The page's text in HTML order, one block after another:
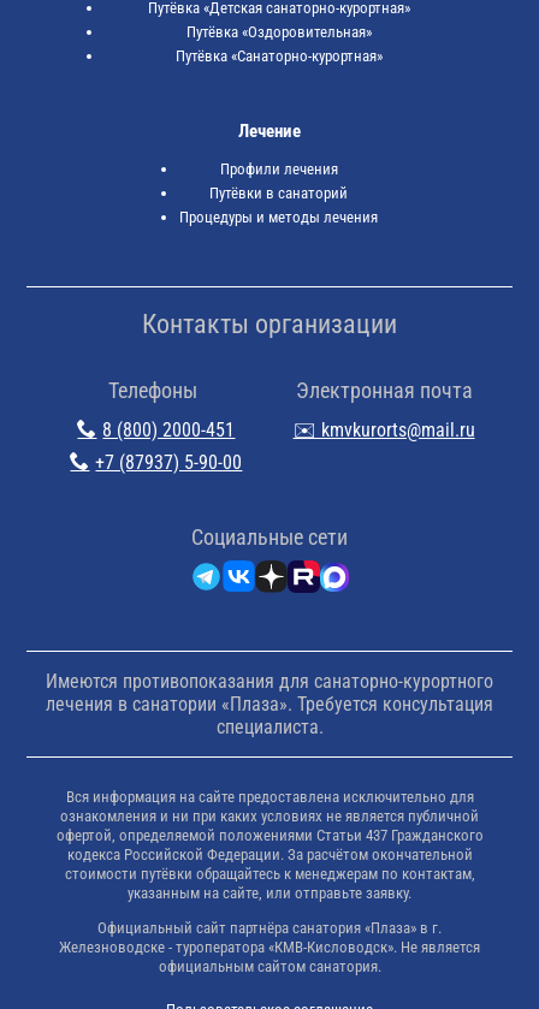
Путёвка «Детская санаторно-курортная»
Путёвка «Оздоровительная»
Путёвка «Санаторно-курортная»
Лечение
Профили лечения
Путёвки в санаторий
Процедуры и методы лечения
Контакты организации
Телефоны
8 (800) 2000-451
+7 (87937) 5-90-00
Электронная почта
✉️ kmvkurorts@mail.ru
Cоциальные сети
Имеются противопоказания для санаторно-курортного
лечения в санатории «Плаза». Требуется консультация
специалиста.
Вся информация на сайте предоставлена исключительно для
ознакомления и ни при каких условиях не является публичной
офертой, определяемой положениями Статьи 437 Гражданского
кодекса Российской Федерации. За расчётом окончательной
стоимости путёвки обращайтесь к менеджерам по контактам,
указанным на сайте, или отправьте заявку.
Официальный сайт партнёра санатория «Плаза» в г.
Железноводске - туроператора «КМВ-Кисловодск». Не является
официальным сайтом санатория.